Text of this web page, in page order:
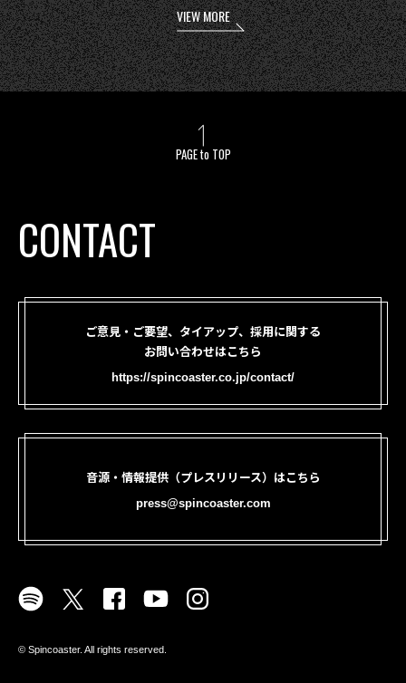
VIEW MORE
PAGE to TOP
CONTACT
ご意見・ご要望、タイアップ、採用に関する
お問い合わせはこちら
https://spincoaster.co.jp/contact/
音源・情報提供（プレスリリース）はこちら
press@spincoaster.com
©︎ Spincoaster. All rights reserved.